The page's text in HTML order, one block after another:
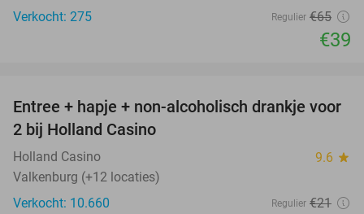
Verkocht: 275
Regulier €65
€39
52%
Entree + hapje + non-alcoholisch drankje voor
2 bij Holland Casino
Holland Casino 9.6 star
Valkenburg (+12 locaties)
Verkocht: 10.660
Regulier €21